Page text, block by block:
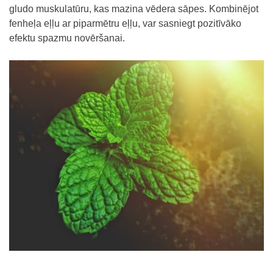
gludo muskulatūru, kas mazina vēdera sāpes. Kombinējot
fenheļa eļļu ar piparmētru eļļu, var sasniegt pozitīvāko
efektu spazmu novēršanai.